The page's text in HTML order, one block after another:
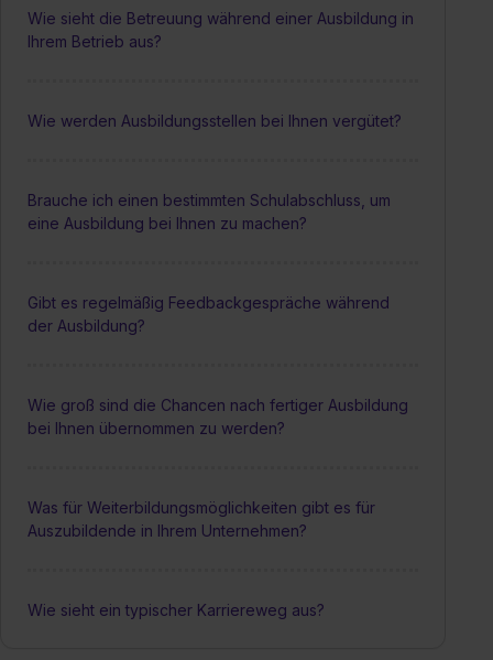
Wie sieht die Betreuung während einer Ausbildung in
Ihrem Betrieb aus?
Wie werden Ausbildungsstellen bei Ihnen vergütet?
Brauche ich einen bestimmten Schulabschluss, um
eine Ausbildung bei Ihnen zu machen?
Gibt es regelmäßig Feedbackgespräche während
der Ausbildung?
Wie groß sind die Chancen nach fertiger Ausbildung
bei Ihnen übernommen zu werden?
Was für Weiterbildungsmöglichkeiten gibt es für
Auszubildende in Ihrem Unternehmen?
Wie sieht ein typischer Karriereweg aus?